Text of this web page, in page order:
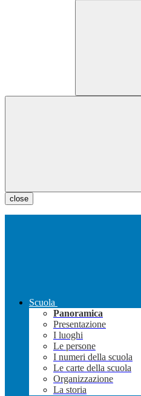
close
Scuola
Panoramica
Presentazione
I luoghi
Le persone
I numeri della scuola
Le carte della scuola
Organizzazione
La storia